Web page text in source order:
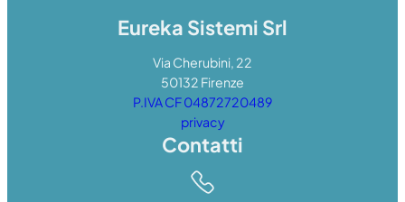
Eureka Sistemi Srl
Via Cherubini, 22
50132 Firenze
P.IVA CF 04872720489
privacy
Contatti